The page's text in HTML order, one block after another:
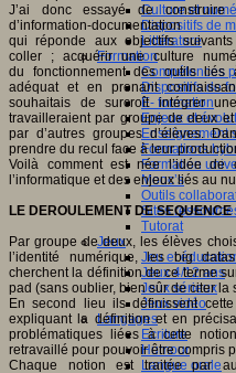
Culture et
Dispositifs de
Littérature
Formation
Compétences
Dispositifs de
E- formation
Enjeux et
Enseignement
Formations
Formation
Mooc’s
Outils
Sites
Tutorat
Jeux
Jeu et
Jeux 4/12 ans
Jeux sérieux
Jeux vidéo
Langages
Ecriture
Humour
Langue orale
J’ai donc essayéde
d’information-
quiréponde auxobjectifssuivants
coller ; acquérir une culture
du fonctionnement des outils liés
adéquat et en prenant
souhaitais de surcroît intégrer
travailleraient par groupe de deux
par d’autres groupes d’élèves.
prendre du recul face à leur
Voilà comment est née l’idée
l’informatique et des enjeux liés au
LE DEROULEMENT DE SEQUENCE
Par groupe de deux, les élèves
l’identité numérique, les big
cherchent la définition de ce terme
pad (sans oublier, bien sûr de citer la
En second lieu ilsdéfinissent
expliquant la définition et en
problématiques liées à cette
retravaillé pour pouvoir être compris
Chaque notion est traitée par